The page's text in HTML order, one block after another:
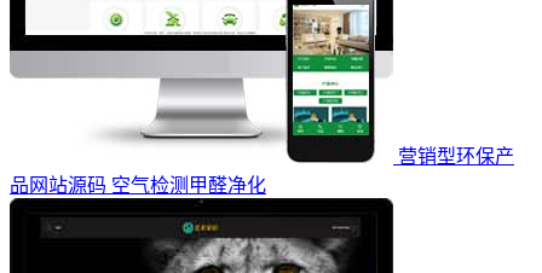
营销型环保产
品网站源码 空气检测甲醛净化